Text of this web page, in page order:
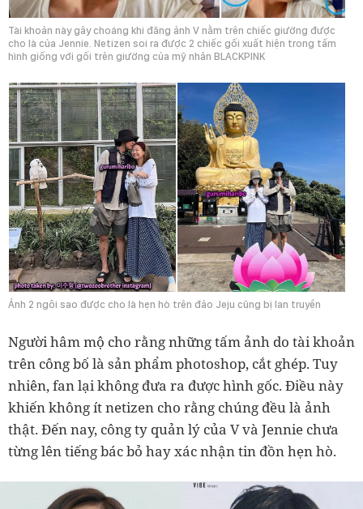
Tài khoản này gây choáng khi đăng ảnh V nằm trên chiếc giường được
cho là của Jennie. Netizen soi ra được 2 chiếc gối xuất hiện trong tấm
hình giống với gối trên giường của mỹ nhân BLACKPINK
Ảnh 2 ngôi sao được cho là hẹn hò trên đảo Jeju cũng bị lan truyền
Người hâm mộ cho rằng những tấm ảnh do tài khoản
trên công bố là sản phẩm photoshop, cắt ghép. Tuy
nhiên, fan lại không đưa ra được hình gốc. Điều này
khiến không ít netizen cho rằng chúng đều là ảnh
thật. Đến nay, công ty quản lý của V và Jennie chưa
từng lên tiếng bác bỏ hay xác nhận tin đồn hẹn hò.